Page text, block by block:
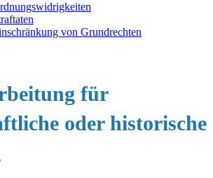
von Grundrechten
für
oder historische